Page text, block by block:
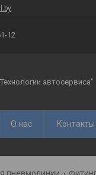
12
автосервиса"
О нас Контакты